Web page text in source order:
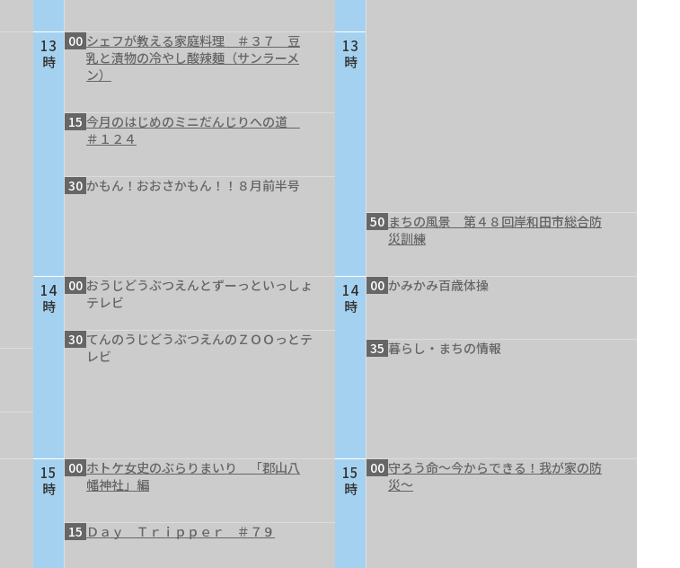
13
時
14
時
15
時
00 シェフが教える家庭料理 ＃３７ 豆
乳と漬物の冷やし酸辣麺（サンラーメ
ン）
15 今月のはじめのミニだんじりへの道
＃１２４
30 かもん！おおさかもん！！８月前半号
00 おうじどうぶつえんとずーっといっしょ
テレビ
30 てんのうじどうぶつえんのＺＯＯっとテ
レビ
00 ホトケ女史のぶらりまいり 「郡山八
幡神社」編
15 Ｄａｙ Ｔｒｉｐｐｅｒ ＃７９
13
時
14
時
15
時
50 まちの風景 第４８回岸和田市総合防
災訓練
00 かみかみ百歳体操
35 暮らし・まちの情報
00 守ろう命～今からできる！我が家の防
災～